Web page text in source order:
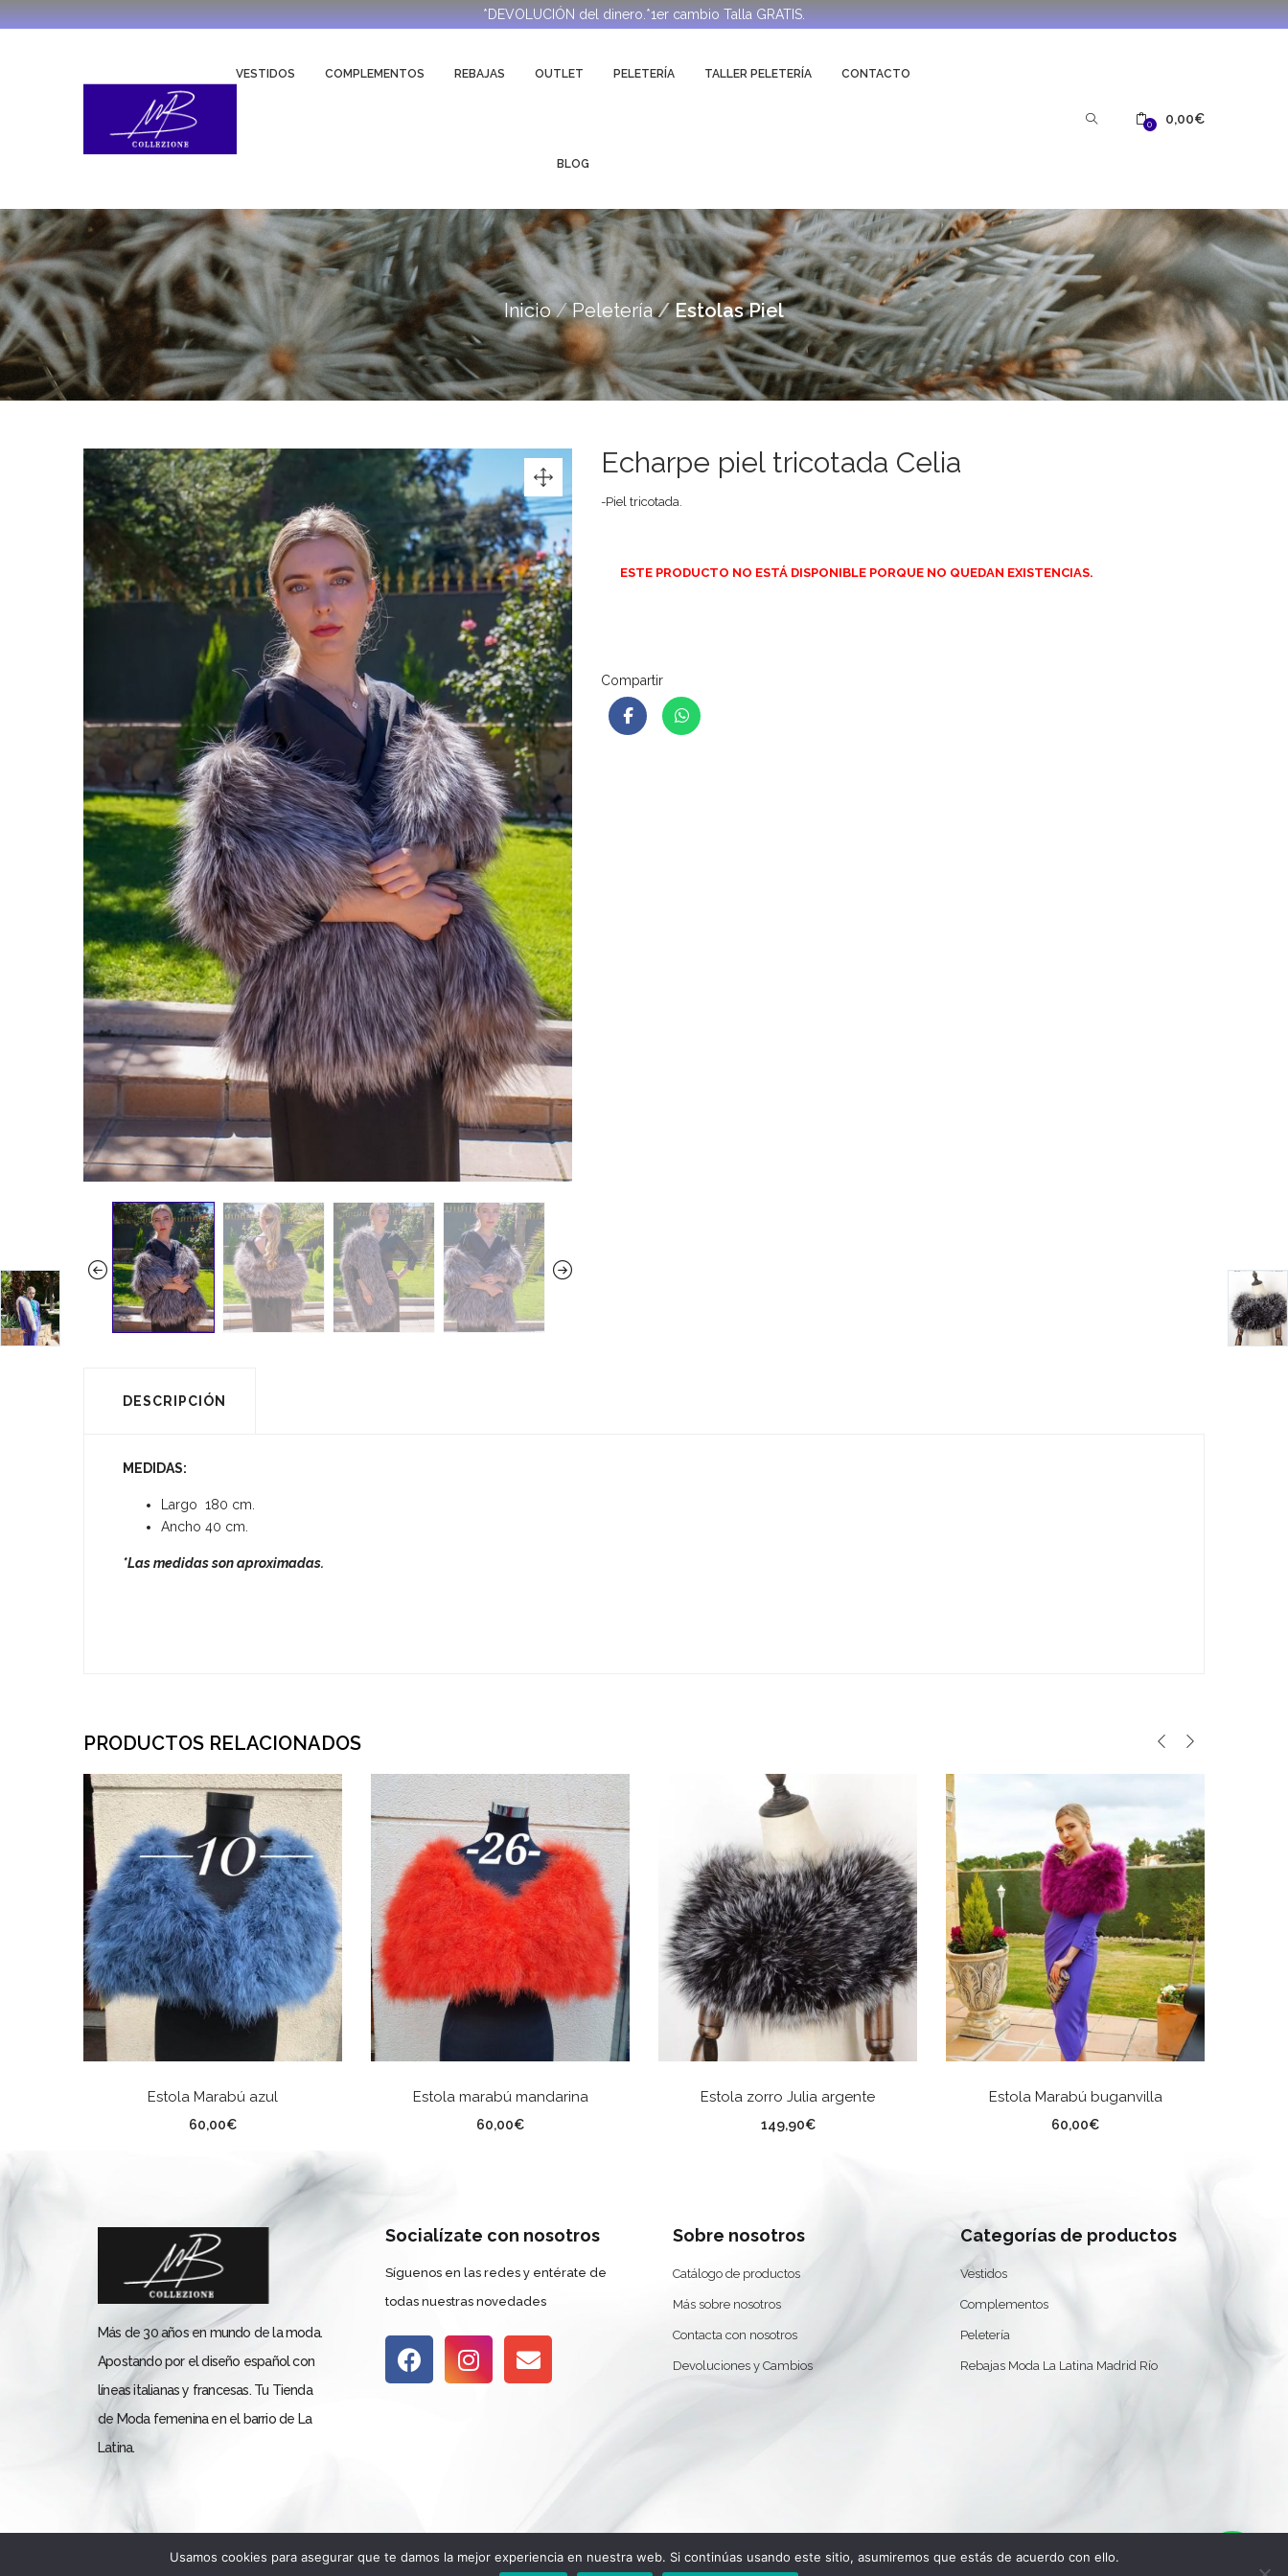
*DEVOLUCIÓN del dinero.*1er cambio Talla GRATIS.
VESTIDOS COMPLEMENTOS REBAJAS OUTLET PELETERÍA TALLER PELETERÍA CONTACTO
BLOG
0 0,00€
Inicio Peletería Estolas Piel
Echarpe piel tricotada Celia
-Piel tricotada.
ESTE PRODUCTO NO ESTÁ DISPONIBLE PORQUE NO QUEDAN EXISTENCIAS.
Compartir
DESCRIPCIÓN
MEDIDAS:
Largo 180 cm.
Ancho 40 cm.
*Las medidas son aproximadas.
PRODUCTOS RELACIONADOS
Estola Marabú azul
60,00€
Estola marabú mandarina
60,00€
Estola zorro Julia argente
149,90€
Estola Marabú buganvilla
60,00€
Más de 30 años en mundo de la moda.
Apostando por el diseño español con
líneas italianas y francesas. Tu Tienda
de Moda femenina en el barrio de La
Latina.
Socialízate con nosotros
Síguenos en las redes y entérate de
todas nuestras novedades
Sobre nosotros
Catálogo de productos
Más sobre nosotros
Contacta con nosotros
Devoluciones y Cambios
Categorías de productos
Vestidos
Complementos
Peletería
Rebajas Moda La Latina Madrid Río
Usamos cookies para asegurar que te damos la mejor experiencia en nuestra web. Si continúas usando este sitio, asumiremos que estás de acuerdo con ello.